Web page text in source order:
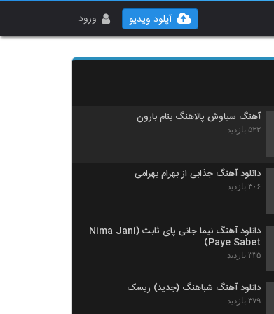
ورود آپلود ویدیو
دانلود آهنگ جدید و زیبای شهروز اجمالی با نام
آهنگ سیاوش پالاهنگ بنام بارون
۵۲۲ بازدید
دانلود آهنگ جذابی از بهرام بهرامی
۳۰۶ بازدید
دانلود آهنگ نیما جانی پای ثابت (Nima Jani
Paye Sabet)
۳۳۵ بازدید
دانلود آهنگ شباهنگ (جدید) ریسک
۳۷۹ بازدید